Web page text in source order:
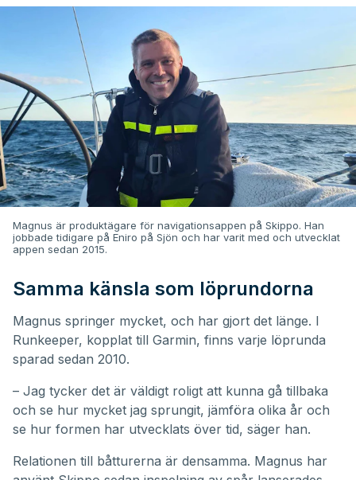
Magnus är produktägare för navigationsappen på Skippo. Han
jobbade tidigare på Eniro på Sjön och har varit med och utvecklat
appen sedan 2015.
Samma känsla som löprundorna
Magnus springer mycket, och har gjort det länge. I
Runkeeper, kopplat till Garmin, finns varje löprunda
sparad sedan 2010.
– Jag tycker det är väldigt roligt att kunna gå tillbaka
och se hur mycket jag sprungit, jämföra olika år och
se hur formen har utvecklats över tid, säger han.
Relationen till båtturerna är densamma. Magnus har